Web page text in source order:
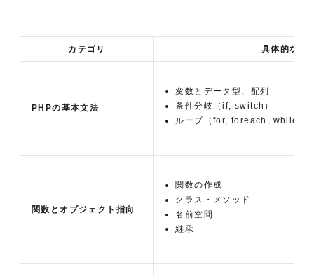
カテゴリ 具体的な内
PHPの基本文法
変数とデータ型、配列
条件分岐（if, switch）
ループ（for, foreach, while）
関数とオブジェクト指向
関数の作成
クラス・メソッド
名前空間
継承